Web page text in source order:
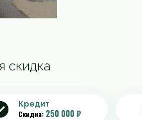
скидка
Кредит
Скидка: 250 000 ₽